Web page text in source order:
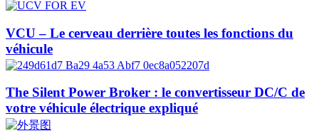
VCU – Le cerveau derrière toutes les fonctions du
véhicule
The Silent Power Broker : le convertisseur DC/C de
votre véhicule électrique expliqué